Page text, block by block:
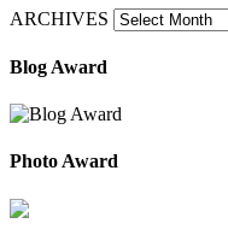
ARCHIVES
Blog Award
Photo Award